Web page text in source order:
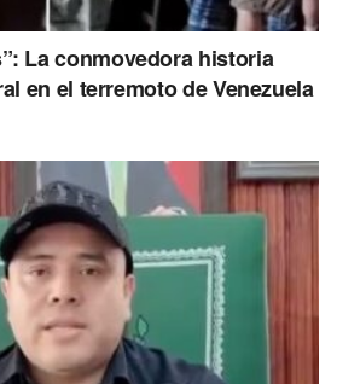
La conmovedora historia
en el terremoto de Venezuela